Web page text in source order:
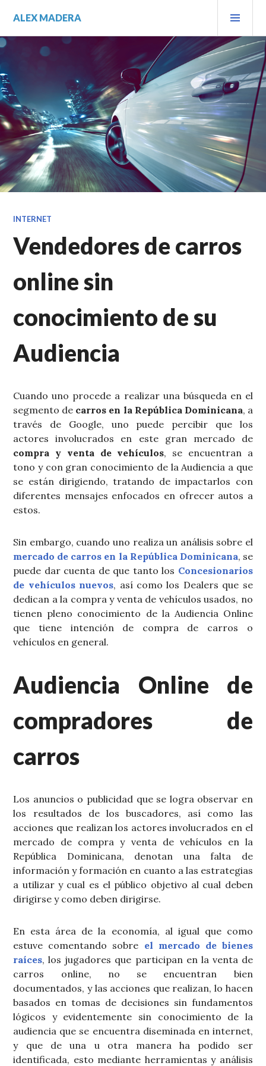
contenido.
ALEX MADERA
INTERNET
Vendedores de carros
online sin
conocimiento de su
Audiencia
Cuando uno procede a realizar una búsqueda en el
segmento de carros en la República Dominicana, a
través de Google, uno puede percibir que los
actores involucrados en este gran mercado de
compra y venta de vehículos, se encuentran a
tono y con gran conocimiento de la Audiencia a que
se están dirigiendo, tratando de impactarlos con
diferentes mensajes enfocados en ofrecer autos a
estos.
Sin embargo, cuando uno realiza un análisis sobre el
mercado de carros en la República Dominicana, se
puede dar cuenta de que tanto los Concesionarios
de vehículos nuevos, así como los Dealers que se
dedican a la compra y venta de vehículos usados, no
tienen pleno conocimiento de la Audiencia Online
que tiene intención de compra de carros o
vehículos en general.
Audiencia Online de
compradores de
carros
Los anuncios o publicidad que se logra observar en
los resultados de los buscadores, así como las
acciones que realizan los actores involucrados en el
mercado de compra y venta de vehículos en la
República Dominicana, denotan una falta de
información y formación en cuanto a las estrategias
a utilizar y cual es el público objetivo al cual deben
dirigirse y como deben dirigirse.
En esta área de la economía, al igual que como
estuve comentando sobre el mercado de bienes
raíces, los jugadores que participan en la venta de
carros online, no se encuentran bien
documentados, y las acciones que realizan, lo hacen
basados en tomas de decisiones sin fundamentos
lógicos y evidentemente sin conocimiento de la
audiencia que se encuentra diseminada en internet,
y que de una u otra manera ha podido ser
identificada, esto mediante herramientas y análisis